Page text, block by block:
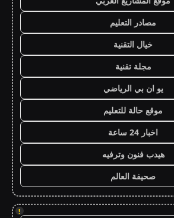
مصادر التعليم
خيال التقنية
مجلة تقنية
يو ان بي الرياضي
موقع حالة للتعليم
اخبار 24 ساعة
هيدب فنون وترفيه
صحيفة العالم
!